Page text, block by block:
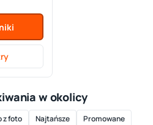
w okolicy
z foto Najtańsze Promowane